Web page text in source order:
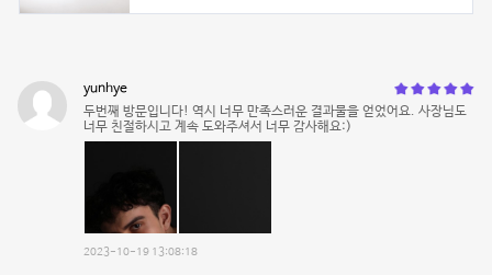
yunhye
두번째 방문입니다! 역시 너무 만족스러운 결과물을 얻었어요. 사장님도
너무 친절하시고 계속 도와주셔서 너무 감사해요:)
2023-10-19 13:08:18